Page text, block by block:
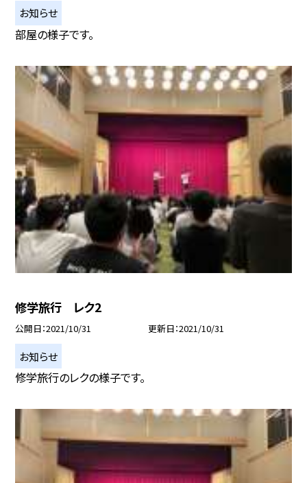
お知らせ
部屋の様子です。
修学旅行 レク2
公開日 2021/10/31 更新日 2021/10/31
お知らせ
修学旅行のレクの様子です。